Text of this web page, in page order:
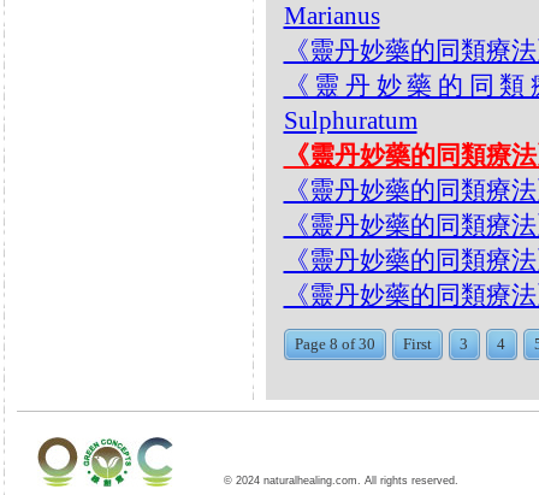
Marianus
《靈丹妙藥的同類療
《靈丹妙藥的同類
Sulphuratum
《靈丹妙藥的同類療
《靈丹妙藥的同類療
《靈丹妙藥的同類療
《靈丹妙藥的同類療
《靈丹妙藥的同類療
Page 8 of 30 First 3 4
© 2024 naturalhealing.com. All rights reserved.